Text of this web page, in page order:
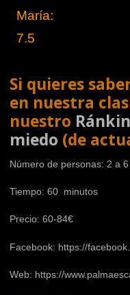
María:
7.5
Si quieres
en nuestra
nuestro
miedo (de
Número de personas: 2 a 6
Tiempo: 60 minutos
Precio: 60-84€
Facebook: https://
Web: https://